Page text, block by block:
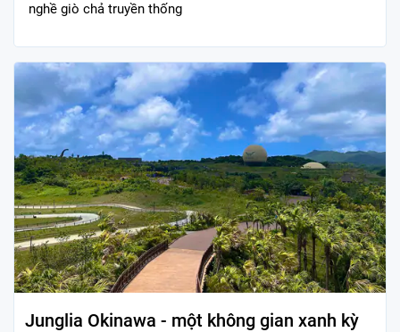
nghề giò chả truyền thống
Junglia Okinawa - một không gian xanh kỳ